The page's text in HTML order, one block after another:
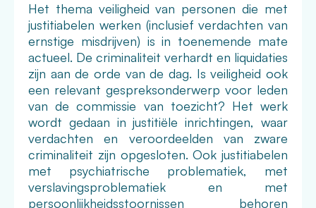
Het thema veiligheid van personen die met
justitiabelen werken (inclusief verdachten van
ernstige misdrijven) is in toenemende mate
actueel. De criminaliteit verhardt en liquidaties
zijn aan de orde van de dag. Is veiligheid ook
een relevant gespreksonderwerp voor leden
van de commissie van toezicht? Het werk
wordt gedaan in justitiële inrichtingen, waar
verdachten en veroordeelden van zware
criminaliteit zijn opgesloten. Ook justitiabelen
met psychiatrische problematiek, met
verslavingsproblematiek en met
persoonlijkheidsstoornissen behoren